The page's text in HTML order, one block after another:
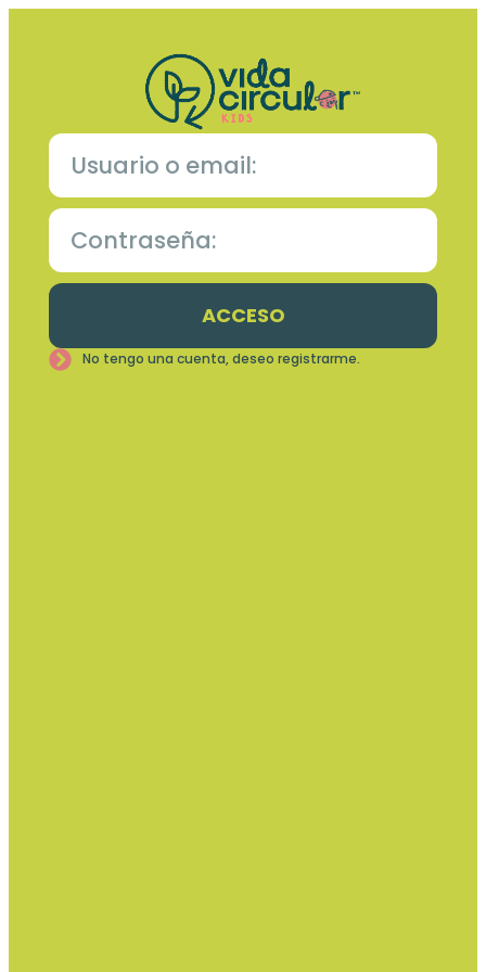
ACCESO
No tengo una cuenta, deseo registrarme.